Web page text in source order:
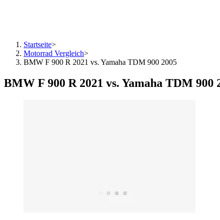
Startseite>
Motorrad Vergleich>
BMW F 900 R 2021 vs. Yamaha TDM 900 2005
BMW F 900 R 2021 vs. Yamaha TDM 900